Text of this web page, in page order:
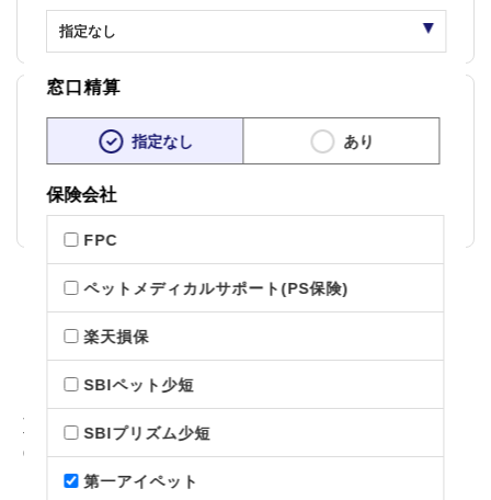
窓口精算
指定なし あり
保険会社
FPC
ペットメディカルサポート(PS保険)
楽天損保
SBIペット少短
SBIプリズム少短
第一アイペット
かかりつけ医では、窓口精算サービスが使えるので、これがこの保
険に加入した理由の一つです。
三重県在住 30代女性
窓口精算できるのが非常に便利。あとから請求しなくてよいので、
便利で助かっている。
＼かんたんお見積り／
第一アイペットの特長やメリット
②「プランによっては比較的高齢で
も新規加入でき、待機期間もない」